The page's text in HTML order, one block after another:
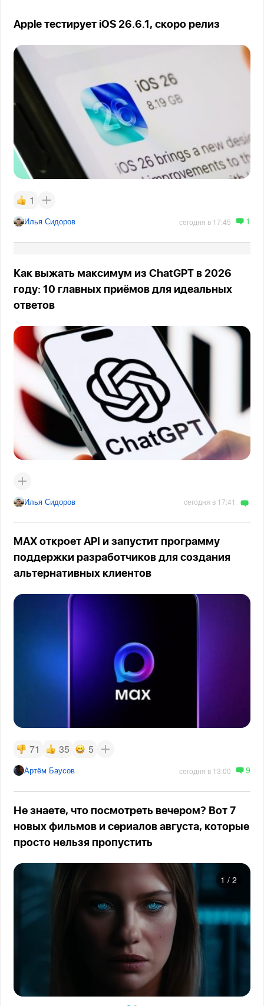
Apple тестирует iOS 26.6.1, скоро релиз
1
Илья Сидоров сегодня в 17:45 1
Как выжать максимум из ChatGPT в 2026
году: 10 главных приёмов для идеальных
ответов
Илья Сидоров сегодня в 17:41
MAX откроет API и запустит программу
поддержки разработчиков для создания
альтернативных клиентов
71 35 5
Артём Баусов сегодня в 13:00 9
Не знаете, что посмотреть вечером? Вот 7
новых фильмов и сериалов августа, которые
просто нельзя пропустить
1 / 2